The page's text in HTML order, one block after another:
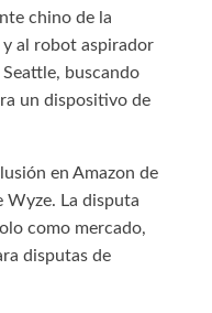
chino de la
al robot aspirador
buscando
un dispositivo de
en Amazon de
Wyze. La disputa
como mercado,
disputas de